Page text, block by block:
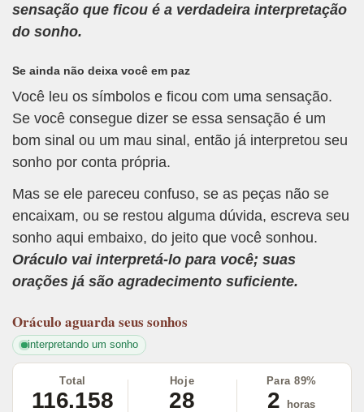
sensação que ficou é a verdadeira interpretação
do sonho.
Se ainda não deixa você em paz
Você leu os símbolos e ficou com uma sensação.
Se você consegue dizer se essa sensação é um
bom sinal ou um mau sinal, então já interpretou seu
sonho por conta própria.
Mas se ele pareceu confuso, se as peças não se
encaixam, ou se restou alguma dúvida, escreva seu
sonho aqui embaixo, do jeito que você sonhou.
Oráculo vai interpretá-lo para você; suas
orações já são agradecimento suficiente.
Oráculo aguarda seus sonhos
interpretando um sonho
Total
116.158
Hoje
28
Para 89%
2 horas